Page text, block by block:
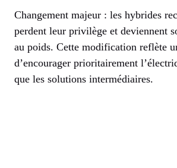
Changement majeur : les hybrides
perdent leur privilège et deviennent
au poids. Cette modification reflète
d’encourager prioritairement
que les solutions intermédiaires.